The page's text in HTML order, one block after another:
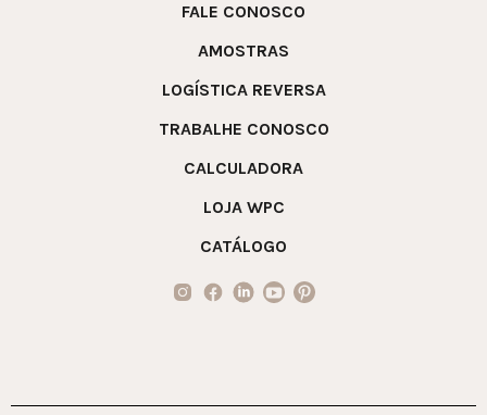
FALE CONOSCO
AMOSTRAS
LOGÍSTICA REVERSA
TRABALHE CONOSCO
CALCULADORA
LOJA WPC
CATÁLOGO